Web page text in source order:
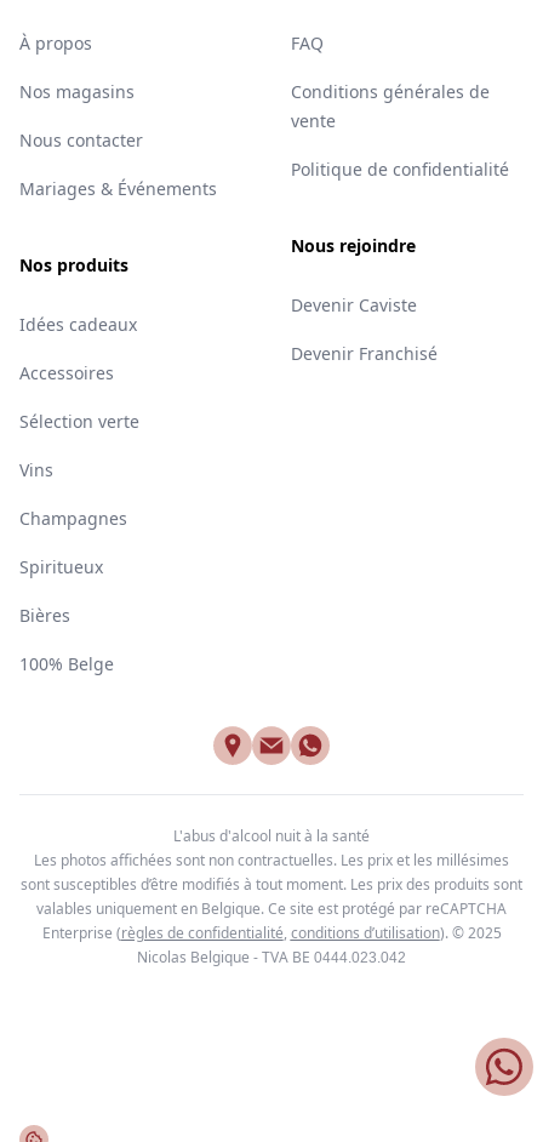
À propos
Nos magasins
Nous contacter
Mariages & Événements
Nos produits
Idées cadeaux
Accessoires
Sélection verte
Vins
Champagnes
Spiritueux
Bières
100% Belge
FAQ
Conditions générales de
vente
Politique de confidentialité
Nous rejoindre
Devenir Caviste
Devenir Franchisé
L'abus d'alcool nuit à la santé
Les photos affichées sont non contractuelles. Les prix et les millésimes
sont susceptibles d’être modifiés à tout moment. Les prix des produits sont
valables uniquement en Belgique. Ce site est protégé par reCAPTCHA
Enterprise (règles de confidentialité, conditions d’utilisation). © 2025
Nicolas Belgique - TVA BE 0444.023.042